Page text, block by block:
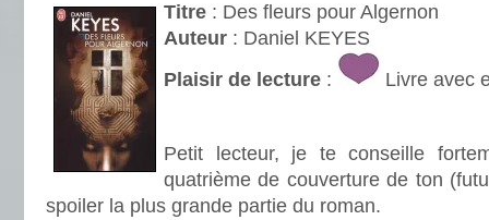
Titre : Des fleurs pour Algernon
Auteur : Daniel KEYES
Plaisir de lecture :
Livre avec
Petit lecteur, je te conseille
quatrième de couverture de ton
spoiler la plus grande partie du roman.